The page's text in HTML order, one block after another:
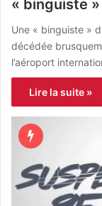
« binguiste
Une « binguiste »
décédée
l’aéroport
Lire la suite »